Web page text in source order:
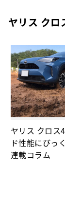
ヤリス クロ
ヤリス クロス
ド性能にびっ
連載コラム